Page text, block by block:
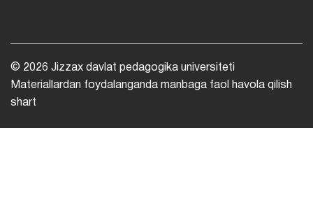
© 2026 Jizzax davlat pedagogika universiteti
Materiallardan foydalanganda manbaga faol havola qilish
shart